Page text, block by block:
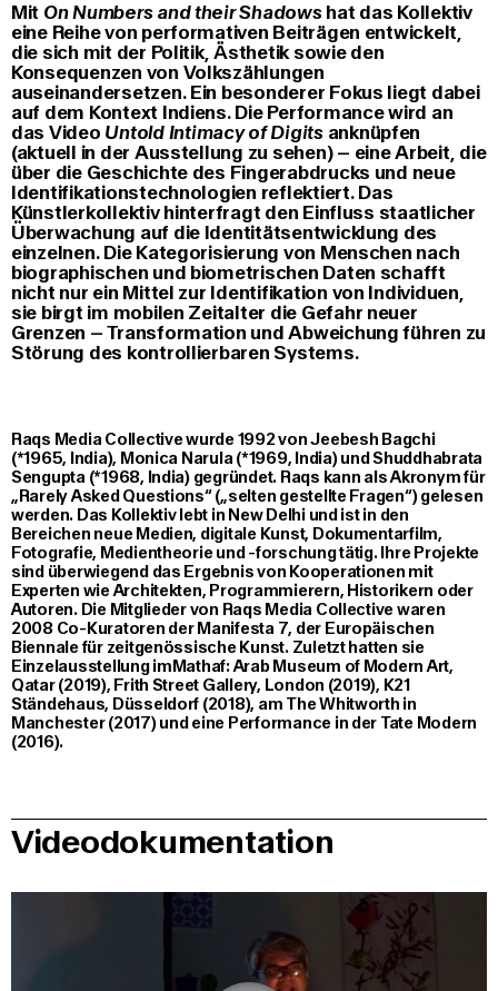
Mit On Numbers and their Shadowshat das Kollektiv
eine Reihe von performativen Beiträgen entwickelt,
die sich mit der Politik, Ästhetik sowie den
Konsequenzen von Volkszählungen
auseinandersetzen. Ein besonderer Fokus liegt dabei
auf dem Kontext Indiens. Die Performance wird an
das Video Untold Intimacy of Digitsanknüpfen
(aktuell in der Ausstellung zu sehen) – eine Arbeit, die
über die Geschichte des Fingerabdrucks und neue
Identifikationstechnologien reflektiert. Das
Künstlerkollektiv hinterfragt den Einfluss staatlicher
Überwachung auf die Identitätsentwicklung des
einzelnen. Die Kategorisierung von Menschen nach
biographischen und biometrischen Daten schafft
nicht nur ein Mittel zur Identifikation von Individuen,
sie birgt im mobilen Zeitalter die Gefahr neuer
Grenzen – Transformation und Abweichung führen zu
Störung des kontrollierbaren Systems.
Raqs Media Collective wurde 1992 von Jeebesh Bagchi
(*1965, India), Monica Narula (*1969, India) und Shuddhabrata
Sengupta (*1968, India) gegründet. Raqs kann als Akronym für
„Rarely Asked Questions“ („selten gestellte Fragen“) gelesen
werden. Das Kollektiv lebt in New Delhi und ist in den
Bereichen neue Medien, digitale Kunst, Dokumentarfilm,
Fotografie, Medientheorie und -forschung tätig. Ihre Projekte
sind überwiegend das Ergebnis von Kooperationen mit
Experten wie Architekten, Programmierern, Historikern oder
Autoren. Die Mitglieder von Raqs Media Collective waren
2008 Co-Kuratoren der Manifesta 7, der Europäischen
Biennale für zeitgenössische Kunst. Zuletzt hatten sie
Einzelausstellung imMathaf: Arab Museum of Modern Art,
Qatar (2019), Frith Street Gallery, London (2019), K21
Ständehaus, Düsseldorf (2018), am The Whitworth in
Manchester (2017) und eine Performance in der Tate Modern
(2016).
Videodokumentation